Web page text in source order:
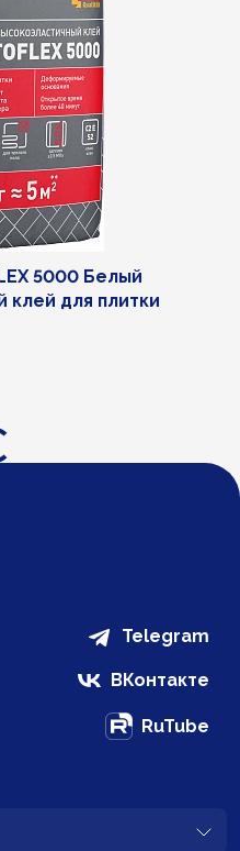
5000 Белый
клей для плитки
Telegram
ВКонтакте
RuTube